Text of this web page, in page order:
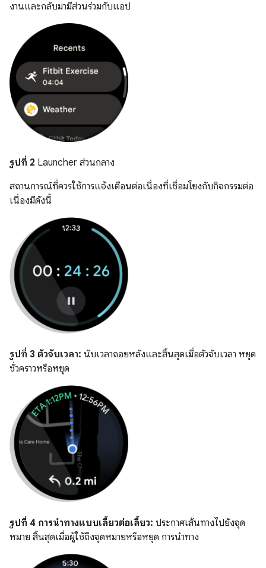
งานและกลับมามีส่วนร่วมกับแอป
รูปที่ 2 Launcher ส่วนกลาง
สถานการณ์ที่ควรใช้การแจ้งเตือนต่อเนื่องที่เชื่อมโยงกับกิจกรรมต่อ
เนื่องมีดังนี้
รูปที่ 3 ตัวจับเวลา: นับเวลาถอยหลังและสิ้นสุดเมื่อตัวจับเวลา หยุด
ชั่วคราวหรือหยุด
รูปที่ 4 การนำทางแบบเลี้ยวต่อเลี้ยว: ประกาศเส้นทางไปยังจุด
หมาย สิ้นสุดเมื่อผู้ใช้ถึงจุดหมายหรือหยุด การนำทาง